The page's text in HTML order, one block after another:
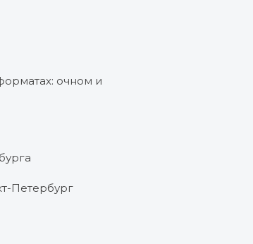
очном и
Петербург